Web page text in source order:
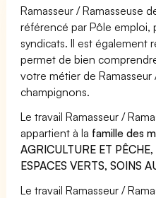
Ramasseur / Ramasseuse
référencé par Pôle emploi,
syndicats. Il est également
permet de bien
votre métier de Ramasseur
champignons.
Le travail Ramasseur /
appartient à la famille des
AGRICULTURE ET
ESPACES VERTS, SOINS
Le travail Ramasseur /